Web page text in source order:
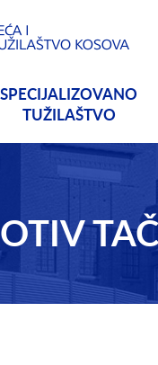
SPECIJALIZOVANO
TUŽILAŠTVO